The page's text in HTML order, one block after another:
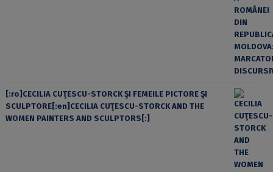
[:ro]CECILIA CUŢESCU-STORCK ŞI FEMEILE PICTORE ŞI
SCULPTORE[:en]CECILIA CUŢESCU-STORCK AND THE
WOMEN PAINTERS AND SCULPTORS[:]